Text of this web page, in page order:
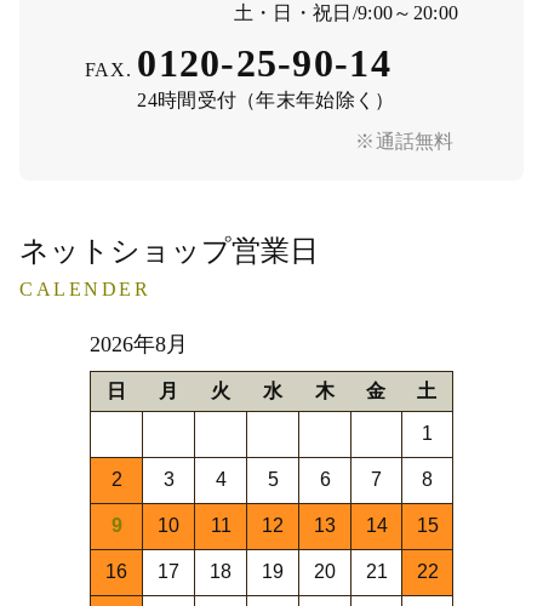
※通話無料
土・日・祝日/9:00～20:00
FAX. 0120-25-90-14
24時間受付（年末年始除く）
ネットショップ営業日
CALENDER
2026年8月
日 月 火 水 木 金 土
1
2 3 4 5 6 7 8
9 10 11 12 13 14 15
16 17 18 19 20 21 22